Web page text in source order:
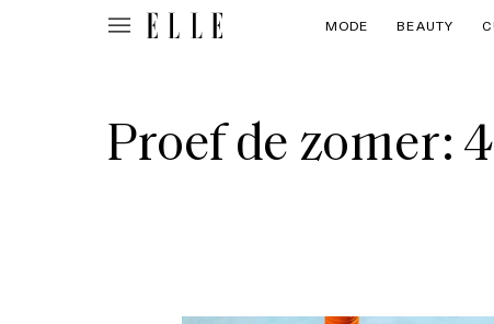
MODE BEAUTY
Proef de zomer: